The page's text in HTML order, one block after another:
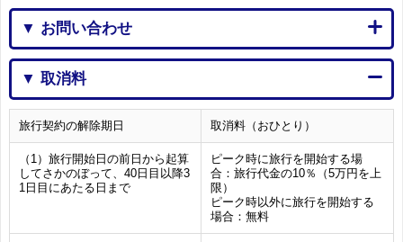
▼ お問い合わせ
▼ 取消料
旅行契約の解除期日 取消料（おひとり）
（1）旅行開始日の前日から起算
してさかのぼって、40日目以降3
1日目にあたる日まで
ピーク時に旅行を開始する場
合：旅行代金の10％（5万円を上
限）
ピーク時以外に旅行を開始する
場合：無料